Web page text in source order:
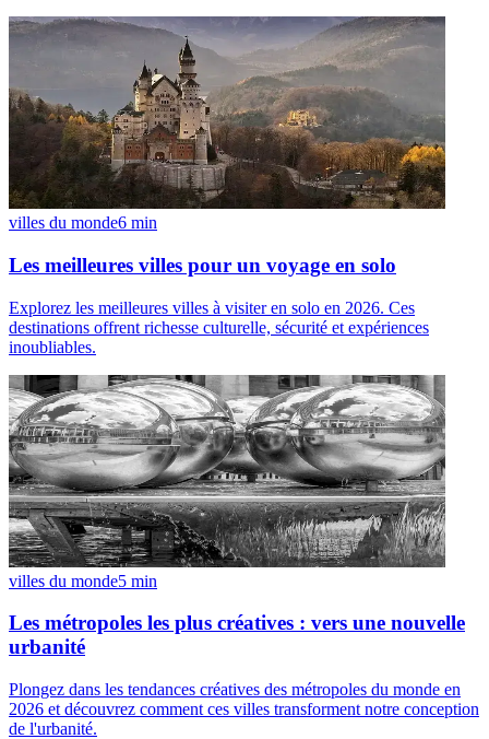
villes du monde6 min
Les meilleures villes pour un voyage en solo
Explorez les meilleures villes à visiter en solo en 2026. Ces
destinations offrent richesse culturelle, sécurité et expériences
inoubliables.
villes du monde5 min
Les métropoles les plus créatives : vers une nouvelle
urbanité
Plongez dans les tendances créatives des métropoles du monde en
2026 et découvrez comment ces villes transforment notre conception
de l'urbanité.